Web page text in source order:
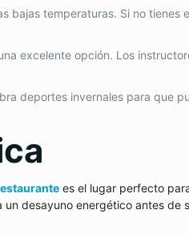
bajas temperaturas. Si no tienes
excelente opción. Los
deportes invernales para que
es el lugar perfecto
desayuno energético antes de